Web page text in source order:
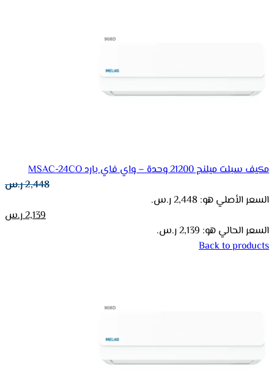
مكيف سبلت ميلنج 21200 وحدة – واي فاي بارد MSAC-24CO
2,448ر.س
السعر الأصلي هو: 2,448 ر.س.
2,139ر.س
السعر الحالي هو: 2,139 ر.س.
Back to products